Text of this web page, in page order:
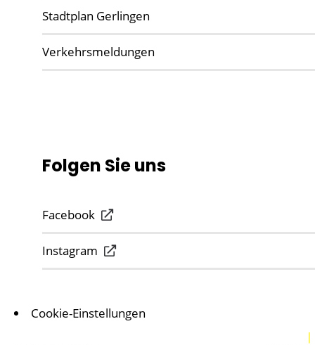
Stadtplan Gerlingen
Verkehrsmeldungen
Folgen Sie uns
Facebook
Instagram
Cookie-Einstellungen